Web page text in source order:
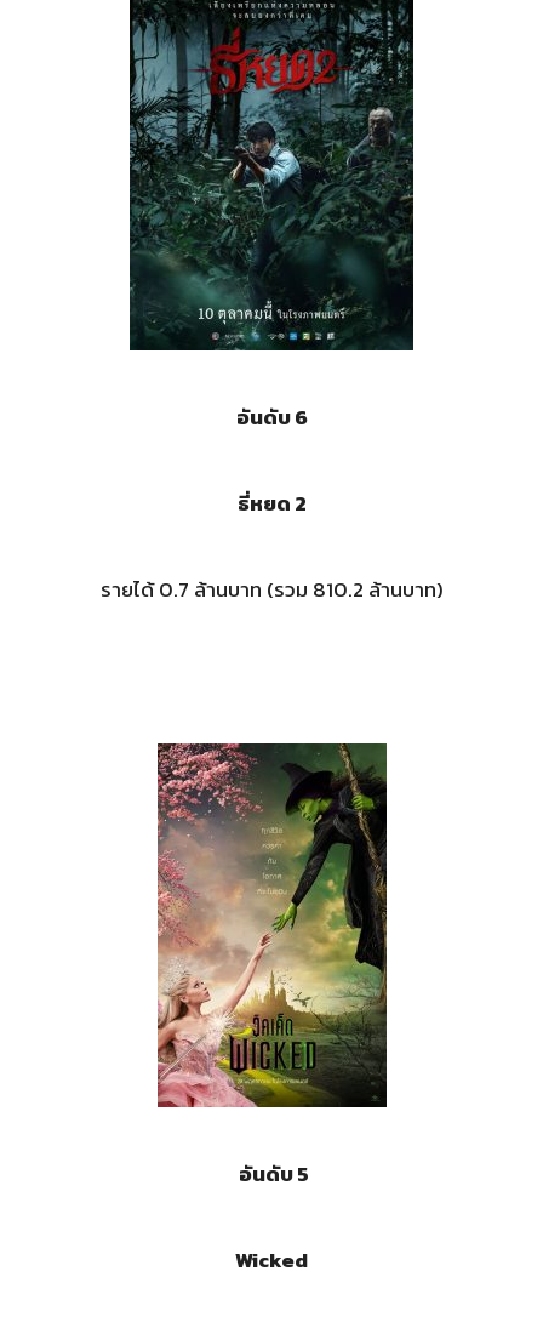
อันดับ 6
ธี่หยด 2
รายได้ 0.7 ล้านบาท (รวม 810.2 ล้านบาท)
อันดับ 5
Wicked